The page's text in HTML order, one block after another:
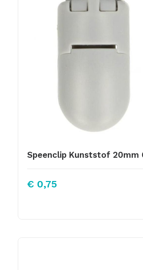
Speenclip Kunststof 20mm
€ 0,75